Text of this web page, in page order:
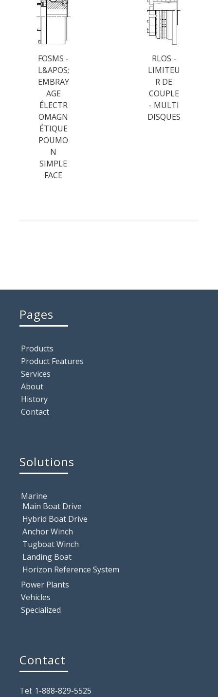
FOSMS -
L&APOS;
EMBRAY
AGE
ÉLECTR
OMAGN
ÉTIQUE
POUMO
N
SIMPLE
FACE
RLOS -
LIMITEU
R DE
COUPLE
- MULTI
DISQUES
Pages
Products
Product Features
Services
About
History
Contact
Solutions
Marine
Main Boat Drive
Hybrid Boat Drive
Anchor Winch
Tugboat Winch
Landing Boat
Horizon Reference System
Power Plants
Vehicles
Specialized
Contact
Tel: 1-888-829-5525